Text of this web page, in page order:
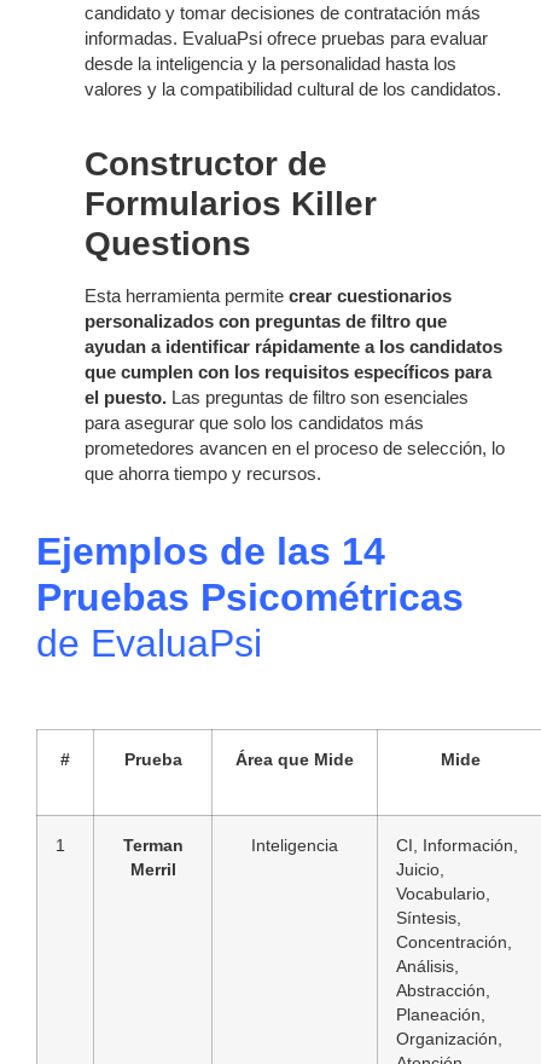
candidato y tomar decisiones de contratación más
informadas. EvaluaPsi ofrece pruebas para evaluar
desde la inteligencia y la personalidad hasta los
valores y la compatibilidad cultural de los candidatos.
Constructor de
Formularios Killer
Questions
Esta herramienta permite crear cuestionarios
personalizados con preguntas de filtro que
ayudan a identificar rápidamente a los candidatos
que cumplen con los requisitos específicos para
el puesto. Las preguntas de filtro son esenciales
para asegurar que solo los candidatos más
prometedores avancen en el proceso de selección, lo
que ahorra tiempo y recursos.
Ejemplos de las 14
Pruebas Psicométricas
de EvaluaPsi
# Prueba Área que Mide Mide
1
Terman
Merril
Inteligencia
CI, Información,
Juicio,
Vocabulario,
Síntesis,
Concentración,
Análisis,
Abstracción,
Planeación,
Organización,